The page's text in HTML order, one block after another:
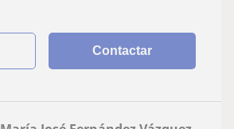
Contactar